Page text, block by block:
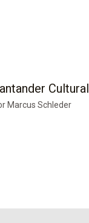
Cultural
Marcus Schleder